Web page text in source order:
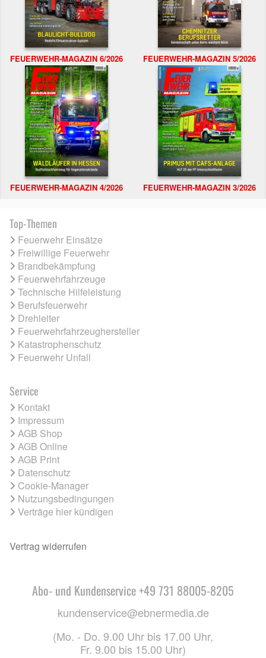
FEUERWEHR-MAGAZIN 6/2026 FEUERWEHR-MAGAZIN 5/2026
FEUERWEHR-MAGAZIN 4/2026 FEUERWEHR-MAGAZIN 3/2026
Top-Themen
Feuerwehr Einsätze
Freiwillige Feuerwehr
Brandbekämpfung
Feuerwehrfahrzeuge
Technische Hilfeleistung
Berufsfeuerwehr
Drehleiter
Feuerwehrfahrzeughersteller
Katastrophenschutz
Feuerwehr Unfall
Service
Kontakt
Impressum
AGB Shop
AGB Online
AGB Print
Datenschutz
Cookie-Manager
Nutzungsbedingungen
Verträge hier kündigen
Vertrag widerrufen
Abo- und Kundenservice +49 731 88005-8205
kundenservice@ebnermedia.de
(Mo. - Do. 9.00 Uhr bis 17.00 Uhr,
Fr. 9.00 bis 15.00 Uhr)